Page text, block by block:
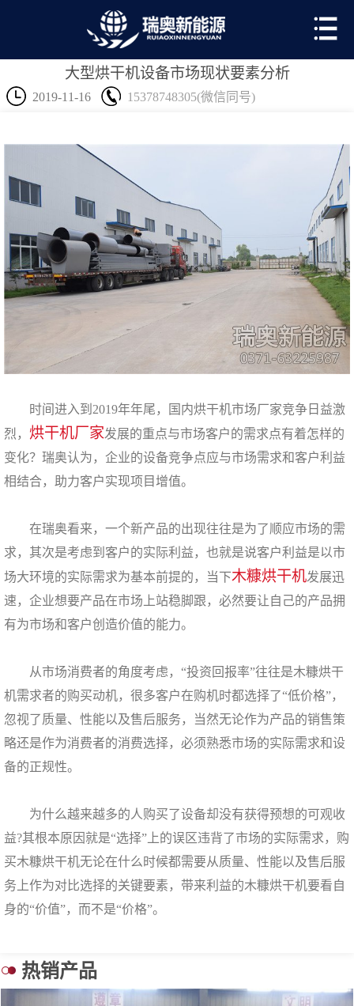
大型烘干机设备市场现状要素分析
2019-11-16 15378748305(微信同号)
时间进入到2019年年尾，国内烘干机市场厂家竞争日益激
烈， 烘干机厂家发展的重点与市场客户的需求点有着怎样的
变化？瑞奥认为，企业的设备竞争点应与市场需求和客户利益
相结合，助力客户实现项目增值。
在瑞奥看来，一个新产品的出现往往是为了顺应市场的需
求，其次是考虑到客户的实际利益，也就是说客户利益是以市
场大环境的实际需求为基本前提的，当下木糠烘干机发展迅
速，企业想要产品在市场上站稳脚跟，必然要让自己的产品拥
有为市场和客户创造价值的能力。
从市场消费者的角度考虑，“投资回报率”往往是木糠烘干
机需求者的购买动机，很多客户在购机时都选择了“低价格”，
忽视了质量、性能以及售后服务，当然无论作为产品的销售策
略还是作为消费者的消费选择，必须熟悉市场的实际需求和设
备的正规性。
为什么越来越多的人购买了设备却没有获得预想的可观收
益?其根本原因就是“选择”上的误区违背了市场的实际需求，购
买木糠烘干机无论在什么时候都需要从质量、性能以及售后服
务上作为对比选择的关键要素，带来利益的木糠烘干机要看自
身的“价值”，而不是“价格”。
热销产品